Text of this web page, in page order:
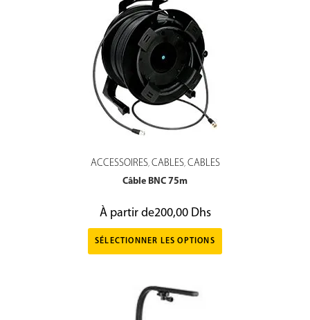
ACCESSOIRES, CABLES, CABLES
Câble BNC 75m
À partir de200,00 Dhs
SÉLECTIONNER LES OPTIONS